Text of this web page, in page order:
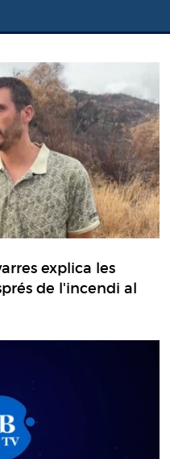
explica les
de l'incendi al